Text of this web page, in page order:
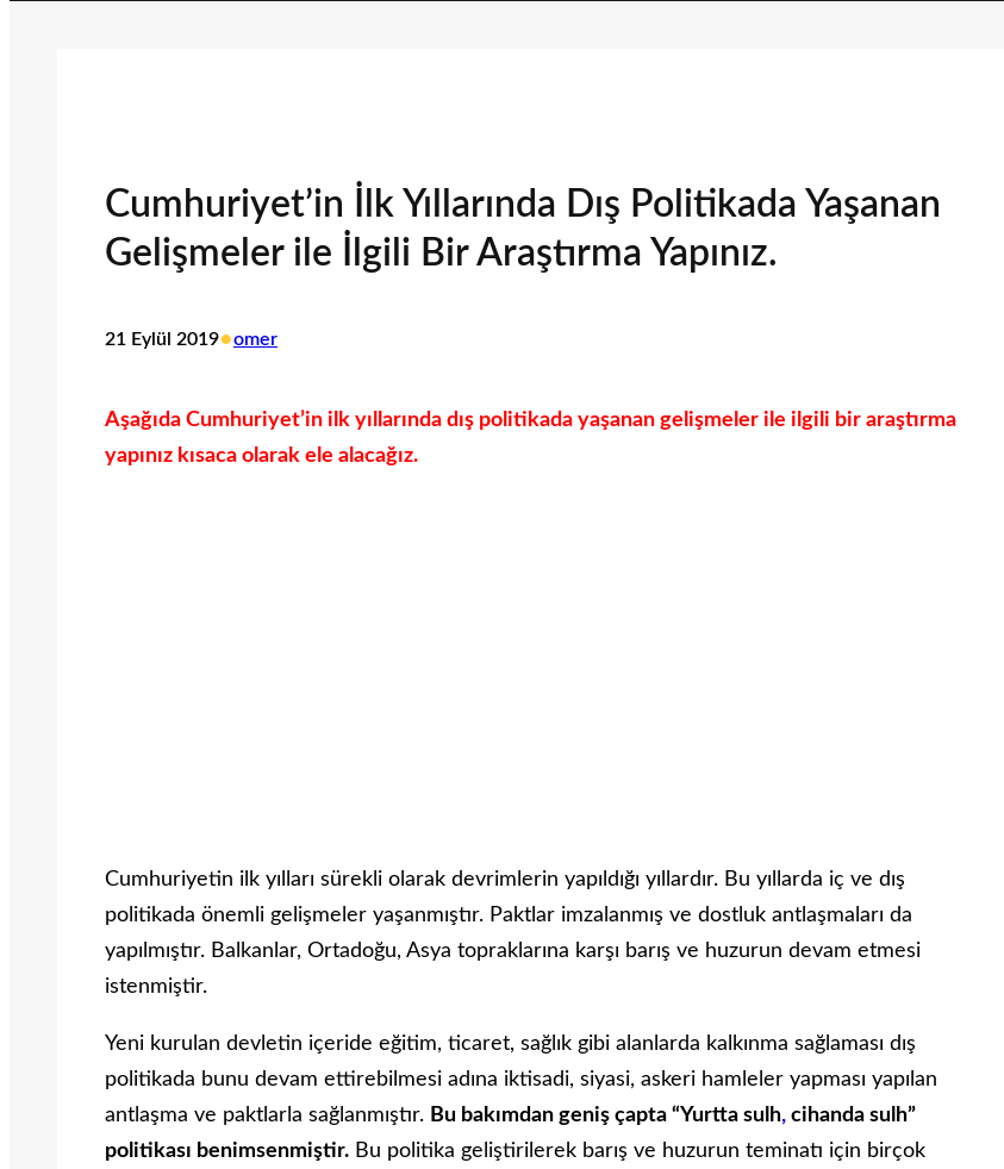
Cumhuriyet’in İlk Yıllarında Dış Politikada Yaşanan
Gelişmeler ile İlgili Bir Araştırma Yapınız.
21 Eylül 2019•omer
Aşağıda Cumhuriyet’in ilk yıllarında dış politikada yaşanan gelişmeler ile ilgili bir araştırma
yapınız kısaca olarak ele alacağız.
Cumhuriyetin ilk yılları sürekli olarak devrimlerin yapıldığı yıllardır. Bu yıllarda iç ve dış
politikada önemli gelişmeler yaşanmıştır. Paktlar imzalanmış ve dostluk antlaşmaları da
yapılmıştır. Balkanlar, Ortadoğu, Asya topraklarına karşı barış ve huzurun devam etmesi
istenmiştir.
Yeni kurulan devletin içeride eğitim, ticaret, sağlık gibi alanlarda kalkınma sağlaması dış
politikada bunu devam ettirebilmesi adına iktisadi, siyasi, askeri hamleler yapması yapılan
antlaşma ve paktlarla sağlanmıştır. Bu bakımdan geniş çapta “Yurtta sulh, cihanda sulh”
politikası benimsenmiştir. Bu politika geliştirilerek barış ve huzurun teminatı için birçok